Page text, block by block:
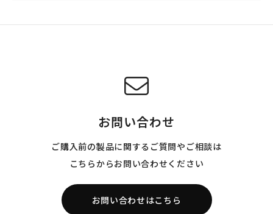
お問い合わせ
ご購入前の製品に関するご質問やご相談は
こちらからお問い合わせください
お問い合わせはこちら